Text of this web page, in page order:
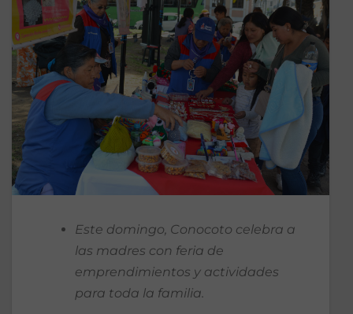
Este domingo, Conocoto celebra a
las madres con feria de
emprendimientos y actividades
para toda la familia.